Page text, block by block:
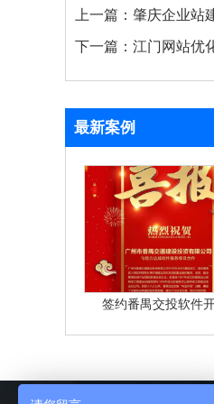
上一篇： 肇庆企业站
下一篇： 江门网站优
最新案例
签约番禺交投软件开